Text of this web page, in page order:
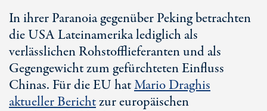
In ihrer Paranoia gegenüber Peking betrachten
die USA Lateinamerika lediglich als
verlässlichen Rohstofflieferanten und als
Gegengewicht zum gefürchteten Einfluss
Chinas. Für die EU hatMario Draghis
aktueller Berichtzur europäischen